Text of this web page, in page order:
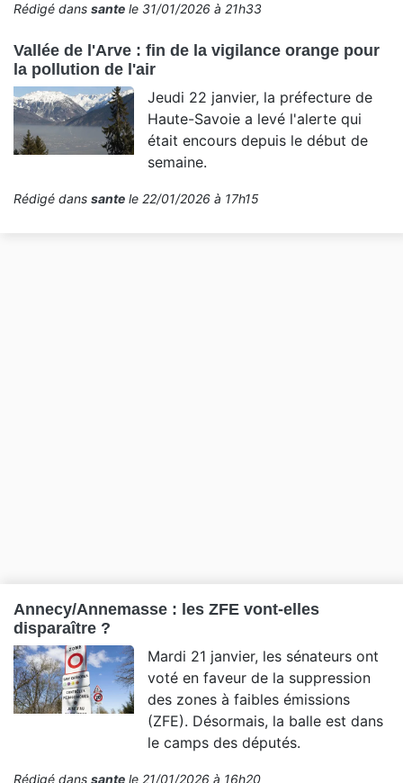
Rédigé dans sante le 31/01/2026 à 21h33
Vallée de l'Arve : fin de la vigilance orange pour
la pollution de l'air
Jeudi 22 janvier, la préfecture de
Haute-Savoie a levé l'alerte qui
était encours depuis le début de
semaine.
Rédigé dans sante le 22/01/2026 à 17h15
Annecy/Annemasse : les ZFE vont-elles
disparaître ?
Mardi 21 janvier, les sénateurs ont
voté en faveur de la suppression
des zones à faibles émissions
(ZFE). Désormais, la balle est dans
le camps des députés.
Rédigé dans sante le 21/01/2026 à 16h20